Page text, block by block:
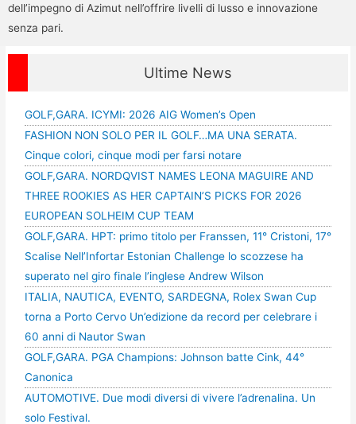
dell’impegno di Azimut nell’offrire livelli di lusso e innovazione
senza pari.
Ultime News
GOLF,GARA. ICYMI: 2026 AIG Women’s Open
FASHION NON SOLO PER IL GOLF…MA UNA SERATA.
Cinque colori, cinque modi per farsi notare
GOLF,GARA. NORDQVIST NAMES LEONA MAGUIRE AND
THREE ROOKIES AS HER CAPTAIN’S PICKS FOR 2026
EUROPEAN SOLHEIM CUP TEAM
GOLF,GARA. HPT: primo titolo per Franssen, 11° Cristoni, 17°
Scalise Nell’Infortar Estonian Challenge lo scozzese ha
superato nel giro finale l’inglese Andrew Wilson
ITALIA, NAUTICA, EVENTO, SARDEGNA, Rolex Swan Cup
torna a Porto Cervo Un’edizione da record per celebrare i
60 anni di Nautor Swan
GOLF,GARA. PGA Champions: Johnson batte Cink, 44°
Canonica
AUTOMOTIVE. Due modi diversi di vivere l’adrenalina. Un
solo Festival.